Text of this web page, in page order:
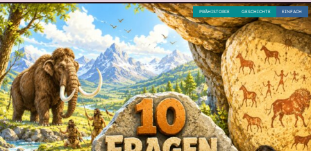
EINFACH
GESCHICHTE
PRÄHISTORIE